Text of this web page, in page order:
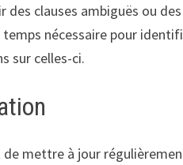
clauses ambiguës ou des
nécessaire pour
sur celles-ci.
mettre à jour